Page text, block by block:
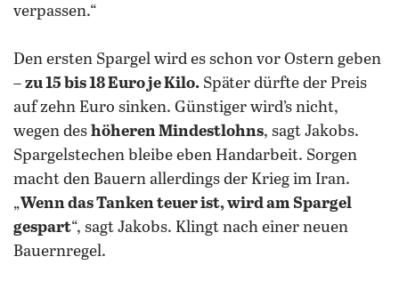
verpassen.“
Den ersten Spargel wird es schon vor Ostern geben
– zu 15 bis 18 Euro je Kilo. Später dürfte der Preis
auf zehn Euro sinken. Günstiger wird’s nicht,
wegen des höheren Mindestlohns, sagt Jakobs.
Spargelstechen bleibe eben Handarbeit. Sorgen
macht den Bauern allerdings der Krieg im Iran.
„Wenn das Tanken teuer ist, wird am Spargel
gespart“, sagt Jakobs. Klingt nach einer neuen
Bauernregel.